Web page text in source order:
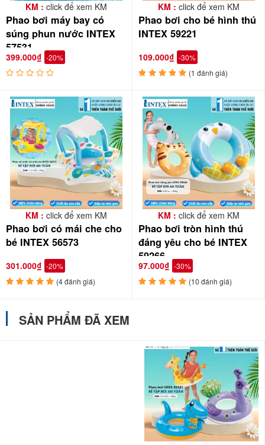
KM : click để xem KM
Phao bơi máy bay có
súng phun nước INTEX
57531
399.000₫ -20%
KM : click để xem KM
Phao bơi cho bé hình thú
INTEX 59221
109.000₫ -30%
(1 đánh giá)
KM : click để xem KM
Phao bơi có mái che cho
bé INTEX 56573
301.000₫ -20%
(4 đánh giá)
KM : click để xem KM
Phao bơi tròn hình thú
đáng yêu cho bé INTEX
59266
97.000₫ -30%
(10 đánh giá)
SẢN PHẨM ĐÃ XEM